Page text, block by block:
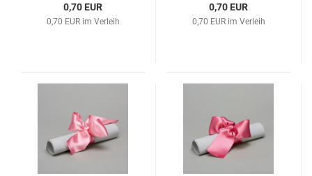
0,70 EUR
0,70 EUR im Verleih
0,70 EUR
0,70 EUR im Verleih